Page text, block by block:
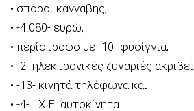
• σπόροι κάνναβης,
• -4.080- ευρώ,
• περίστροφο με -10- φυσίγγια,
• -2- ηλεκτρονικές ζυγαριές
• -13- κινητά τηλέφωνα και
• -4- Ι.Χ.Ε. αυτοκίνητα.